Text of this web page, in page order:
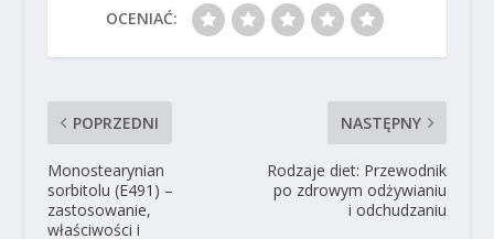
OCENIAĆ:
POPRZEDNI
Monostearynian
sorbitolu (E491) –
zastosowanie,
właściwości i
NASTĘPNY
Rodzaje diet: Przewodnik
po zdrowym odżywianiu
i odchudzaniu